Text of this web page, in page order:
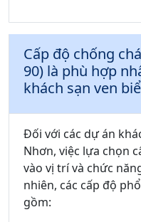
Cấp độ chống
90) là phù hợp
khách sạn ven
Đối với các dự án
Nhơn, việc lựa chọn
vào vị trí và chức
nhiên, các cấp độ
gồm: